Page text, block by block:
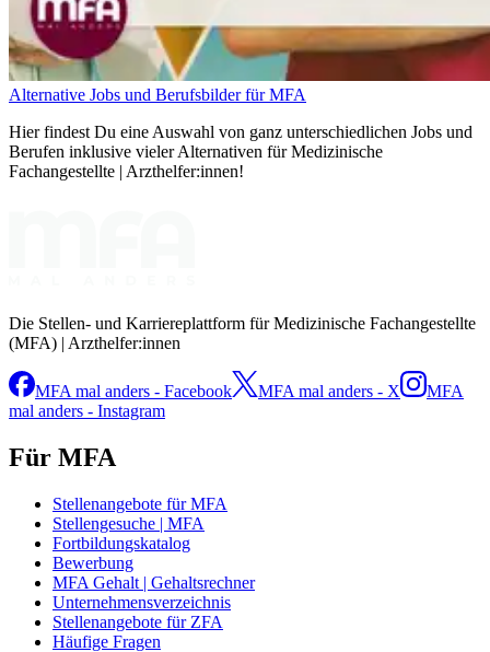
Alternative Jobs und Berufsbilder für MFA
Hier findest Du eine Auswahl von ganz unterschiedlichen Jobs und
Berufen inklusive vieler Alternativen für Medizinische
Fachangestellte | Arzthelfer:innen!
Die Stellen- und Karriereplattform für Medizinische Fachangestellte
(MFA) | Arzthelfer:innen
MFA mal anders - Facebook MFA mal anders - X
MFA
mal anders - Instagram
Für MFA
Stellenangebote für MFA
Stellengesuche | MFA
Fortbildungskatalog
Bewerbung
MFA Gehalt | Gehaltsrechner
Unternehmensverzeichnis
Stellenangebote für ZFA
Häufige Fragen